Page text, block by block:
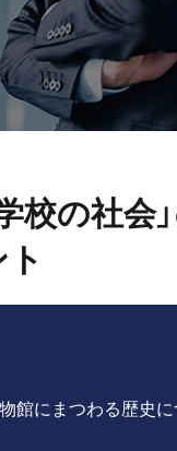
校の社会
館にまつわる歴史